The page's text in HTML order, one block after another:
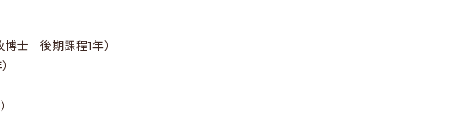
博士 後期課程1年）